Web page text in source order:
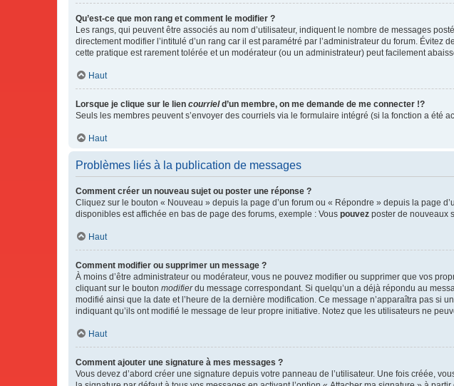
Qu’est-ce que mon rang et comment le modifier ?
Les rangs, qui peuvent être associés au nom d’utilisateur, indiquent le nombre de messages
directement modifier l’intitulé d’un rang car il est paramétré par l’administrateur du forum.
cette pratique est rarement tolérée et un modérateur (ou un administrateur) peut facilement
Haut
Lorsque je clique sur le lien courrield’un membre, on me demande de me connecter !?
Seuls les membres peuvent s’envoyer des courriels via le formulaire intégré (si la fonction a été
Haut
Problèmes liés à la publication de messages
Comment créer un nouveau sujet ou poster une réponse ?
Cliquez sur le bouton « Nouveau » depuis la page d’un forum ou « Répondre » depuis la page
disponibles est affichée en bas de page des forums, exemple : Vous pouvez poster de nouveaux
Haut
Comment modifier ou supprimer un message ?
À moins d’être administrateur ou modérateur, vous ne pouvez modifier ou supprimer que vos
cliquant sur le bouton modifierdu message correspondant. Si quelqu’un a déjà répondu au
modifié ainsi que la date et l’heure de la dernière modification. Ce message n’apparaîtra pas
indiquant qu’ils ont modifié le message de leur propre initiative. Notez que les utilisateurs ne
Haut
Comment ajouter une signature à mes messages ?
Vous devez d’abord créer une signature depuis votre panneau de l’utilisateur. Une fois créée,